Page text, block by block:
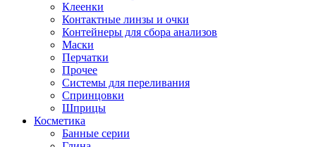
Клеенки
Контактные линзы и очки
Контейнеры для сбора анализов
Маски
Перчатки
Прочее
Системы для переливания
Спринцовки
Шприцы
Косметика
Банные серии